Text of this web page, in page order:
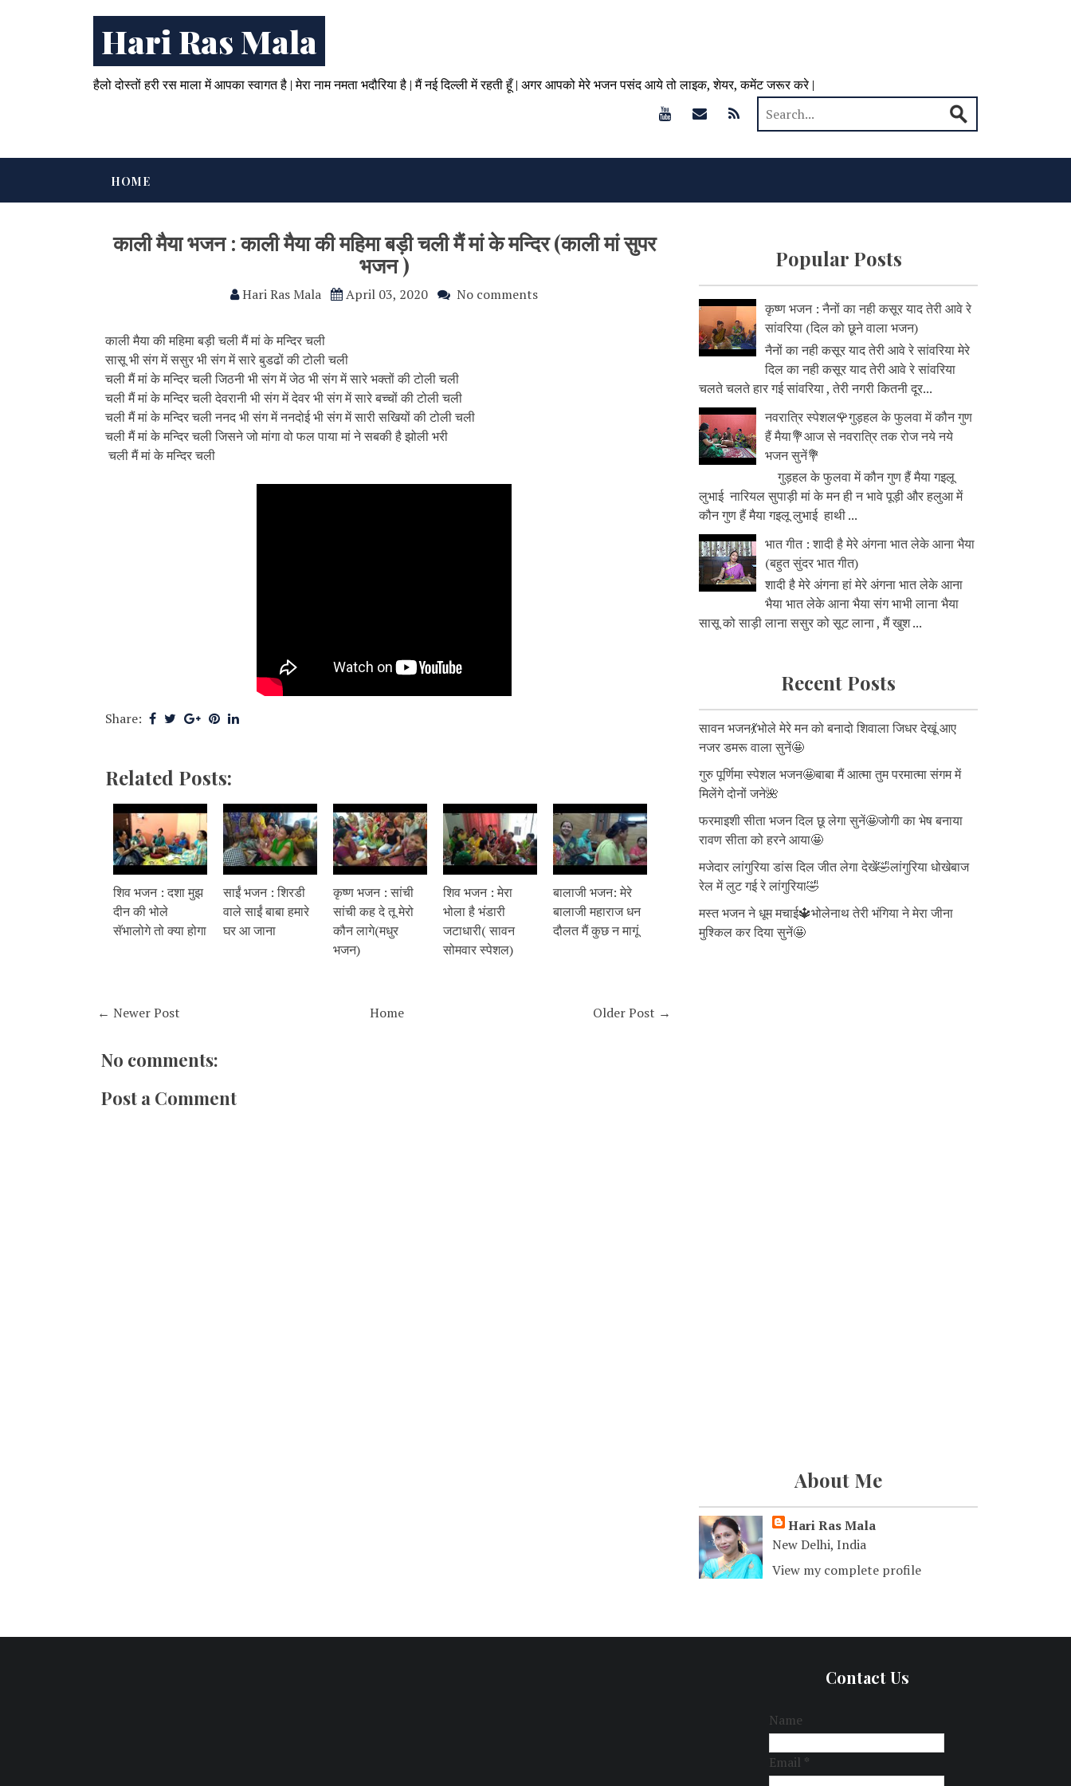
Hari Ras Mala
हैलो दोस्तों हरी रस माला में आपका स्वागत है | मेरा नाम नमता भदौरिया है | मैं नई दिल्ली में रहती हूँ | अगर आपको मेरे भजन पसंद आये तो लाइक, शेयर, कमेंट जरूर करे |
HOME
काली मैया भजन : काली मैया की महिमा बड़ी चली मैं मां के मन्दिर (काली मां सुपर
भजन )
Hari Ras Mala April 03, 2020 No comments
काली मैया की महिमा बड़ी चली मैं मां के मन्दिर चली
सासू भी संग में ससुर भी संग में सारे बुडढों की टोली चली
चली मैं मां के मन्दिर चली जिठनी भी संग में जेठ भी संग में सारे भक्तों की टोली चली
चली मैं मां के मन्दिर चली देवरानी भी संग में देवर भी संग में सारे बच्चों की टोली चली
चली मैं मां के मन्दिर चली ननद भी संग में ननदोई भी संग में सारी सखियों की टोली चली
चली मैं मां के मन्दिर चली जिसने जो मांगा वो फल पाया मां ने सबकी है झोली भरी
चली मैं मां के मन्दिर चली
Share:
Related Posts:
शिव भजन : दशा मुझ
दीन की भोले
सॅभालोगे तो क्या होगा
साईं भजन : शिरडी
वाले साईं बाबा हमारे
घर आ जाना
कृष्ण भजन : सांची
सांची कह दे तू मेरो
कौन लागे(मधुर
भजन)
शिव भजन : मेरा
भोला है भंडारी
जटाधारी( सावन
सोमवार स्पेशल)
बालाजी भजन: मेरे
बालाजी महाराज धन
दौलत मैं कुछ न मागूं
← Newer Post Older Post →
Home
No comments:
Post a Comment
Popular Posts
कृष्ण भजन : नैनों का नही कसूर याद तेरी आवे रे
सांवरिया (दिल को छूने वाला भजन)
नैनों का नही कसूर याद तेरी आवे रे सांवरिया मेरे
दिल का नही कसूर याद तेरी आवे रे सांवरिया
चलते चलते हार गई सांवरिया , तेरी नगरी कितनी दूर...
नवरात्रि स्पेशल🌹गुड़हल के फुलवा में कौन गुण
हैं मैया💐आज से नवरात्रि तक रोज नये नये
भजन सुनें💐
गुड़हल के फुलवा में कौन गुण हैं मैया गइलू
लुभाई नारियल सुपाड़ी मां के मन ही न भावे पूड़ी और हलुआ में
कौन गुण हैं मैया गइलू लुभाई हाथी ...
भात गीत : शादी है मेरे अंगना भात लेके आना भैया
(बहुत सुंदर भात गीत)
शादी है मेरे अंगना हां मेरे अंगना भात लेके आना
भैया भात लेके आना भैया संग भाभी लाना भैया
सासू को साड़ी लाना ससुर को सूट लाना , मैं खुश ...
Recent Posts
सावन भजन💃भोले मेरे मन को बनादो शिवाला जिधर देखूं आए
नजर डमरू वाला सुनें🤩
गुरु पूर्णिमा स्पेशल भजन🤩बाबा मैं आत्मा तुम परमात्मा संगम में
मिलेंगे दोनों जने🌺
फरमाइशी सीता भजन दिल छू लेगा सुनें🤩जोगी का भेष बनाया
रावण सीता को हरने आया🤩
मजेदार लांगुरिया डांस दिल जीत लेगा देखें🤣लांगुरिया धोखेबाज
रेल में लुट गई रे लांगुरिया🤣
मस्त भजन ने धूम मचाई🔱भोलेनाथ तेरी भंगिया ने मेरा जीना
मुश्किल कर दिया सुनें🤩
About Me
Hari Ras Mala
New Delhi, India
View my complete profile
Contact Us
Name
Email *